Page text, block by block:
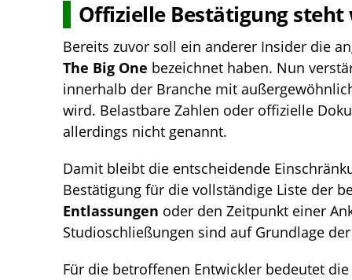
Offizielle Bestätigung
Bereits zuvor soll ein anderer Insider die
The Big One bezeichnet haben. Nun
innerhalb der Branche mit
wird. Belastbare Zahlen oder offizielle
allerdings nicht genannt.
Damit bleibt die entscheidende
Bestätigung für die vollständige Liste der
Entlassungen oder den Zeitpunkt einer
Studioschließungen sind auf Grundlage
Für die betroffenen Entwickler bedeutet